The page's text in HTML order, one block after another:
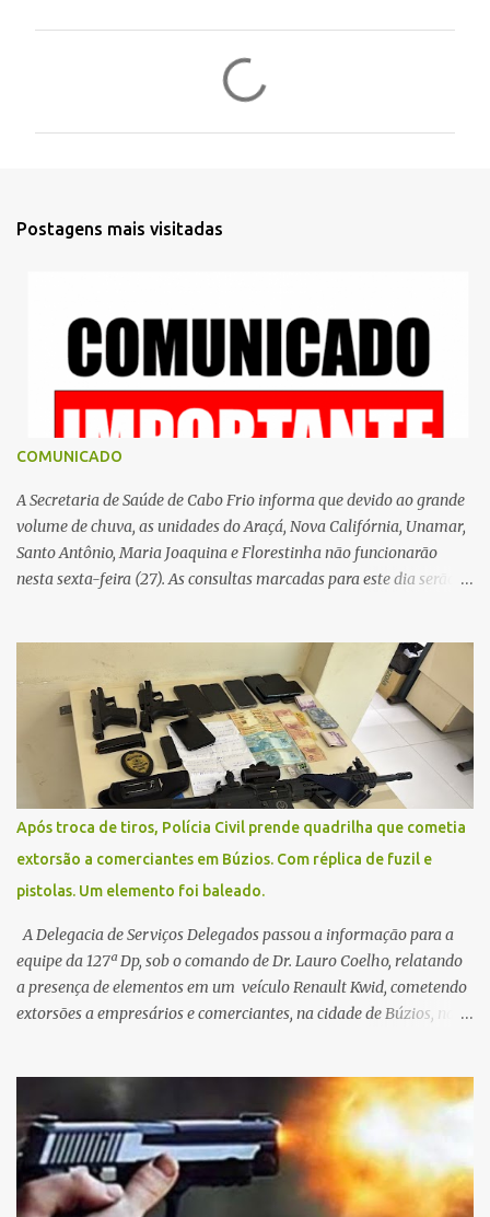
Postagens mais visitadas
COMUNICADO
A Secretaria de Saúde de Cabo Frio informa que devido ao grande
volume de chuva, as unidades do Araçá, Nova Califórnia, Unamar,
Santo Antônio, Maria Joaquina e Florestinha não funcionarão
nesta sexta-feira (27). As consultas marcadas para este dia serão
Contamos com a compreensão de toda população, pois se trata de
uma situação climática que foge ao controle da administração
pública.
Após troca de tiros, Polícia Civil prende quadrilha que cometia
extorsão a comerciantes em Búzios. Com réplica de fuzil e
pistolas. Um elemento foi baleado.
A Delegacia de Serviços Delegados passou a informação para a
equipe da 127ª Dp, sob o comando de Dr. Lauro Coelho, relatando
a presença de elementos em um veículo Renault Kwid, cometendo
extorsões a empresários e comerciantes, na cidade de Búzios, na
fugir da cidade Buziana. Um dos detidos é policial civil e este foi
baleado na perna na troca de tiros . Na ocorrência, três armas,
pistolas e uma réplica de fuzil, foram apreendidas. O homem
baleado foi identificado como Claudio Bastos, conhecido no meio
político.